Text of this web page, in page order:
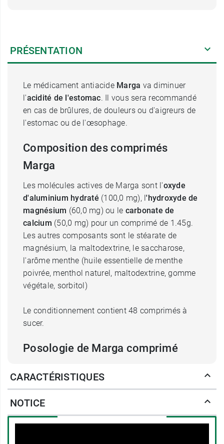
PRÉSENTATION
Le médicament antiacide Marga va diminuer
l'acidité de l'estomac. Il vous sera recommandé
en cas de brûlures, de douleurs ou d'aigreurs de
l'estomac ou de l'œsophage.
Composition des comprimés
Marga
Les molécules actives de Marga sont l'oxyde
d'aluminium hydraté (100,0 mg), l'hydroxyde de
magnésium (60,0 mg) ou le carbonate de
calcium (50,0 mg) pour un comprimé de 1.45g.
Les autres composants sont le stéarate de
magnésium, la maltodextrine, le saccharose,
l'arôme menthe (huile essentielle de menthe
poivrée, menthol naturel, maltodextrine, gomme
végétale, sorbitol)
Le conditionnement contient 48 comprimés à
sucer.
Posologie de Marga comprimé
posologie qui vous est recommandée est de
prendre 6 comprimés à sucer maximum par 24
heures, à adapter suivant l'amélioration des
symptômes.
CARACTÉRISTIQUES
NOTICE